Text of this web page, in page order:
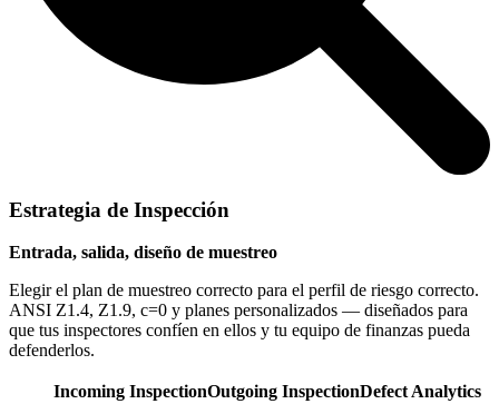
Estrategia de Inspección
Entrada, salida, diseño de muestreo
Elegir el plan de muestreo correcto para el perfil de riesgo correcto.
ANSI Z1.4, Z1.9, c=0 y planes personalizados — diseñados para
que tus inspectores confíen en ellos y tu equipo de finanzas pueda
defenderlos.
Incoming InspectionOutgoing InspectionDefect Analytics